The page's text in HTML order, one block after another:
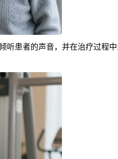
患者的声音，并在治疗过程中